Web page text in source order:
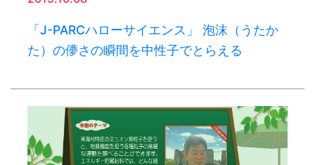
「J-PARCハローサイエンス」 泡沫（うたか
た）の儚さの瞬間を中性子でとらえる